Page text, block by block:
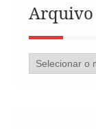
Arquivo
Arquivo
de